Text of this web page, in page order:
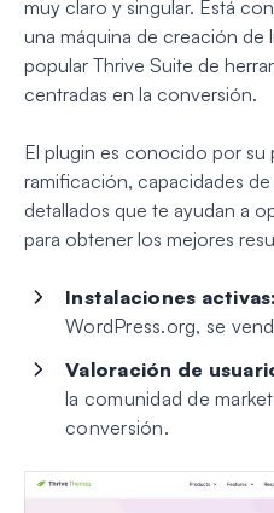
muy claro y singular. Está
una máquina de creación de
popular Thrive Suite de
centradas en la conversión.
El plugin es conocido por
ramificación, capacidades
detallados que te ayudan a
para obtener los mejores
Instalaciones activas:
WordPress.org, se
Valoración de
la comunidad de
conversión.